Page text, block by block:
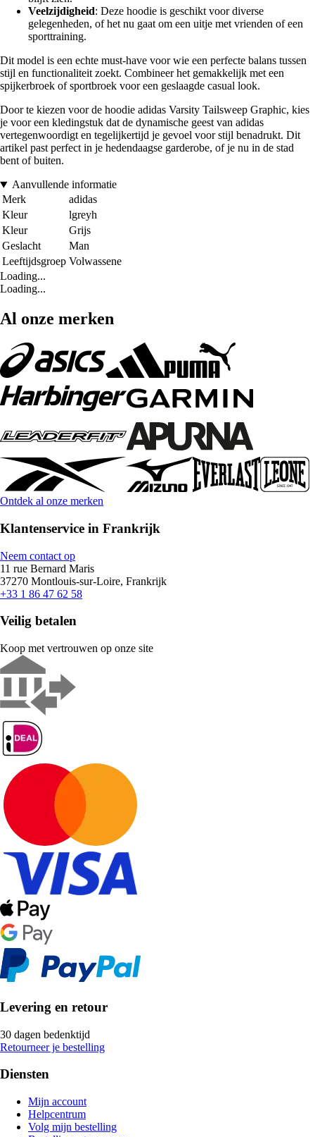
Veelzijdigheid: Deze hoodie is geschikt voor diverse
gelegenheden, of het nu gaat om een uitje met vrienden of een
sporttraining.
Dit model is een echte must-have voor wie een perfecte balans tussen
stijl en functionaliteit zoekt. Combineer het gemakkelijk met een
spijkerbroek of sportbroek voor een geslaagde casual look.
Door te kiezen voor de hoodie adidas Varsity Tailsweep Graphic, kies
je voor een kledingstuk dat de dynamische geest van adidas
vertegenwoordigt en tegelijkertijd je gevoel voor stijl benadrukt. Dit
artikel past perfect in je hedendaagse garderobe, of je nu in de stad
bent of buiten.
Aanvullende informatie
Merk
adidas
Kleur
lgreyh
Kleur
Grijs
Geslacht
Man
Leeftijdsgroep Volwassene
Loading...
Loading...
Al onze merken
Ontdek al onze merken
Klantenservice in Frankrijk
Neem contact op
11 rue Bernard Maris
37270 Montlouis-sur-Loire, Frankrijk
+33 1 86 47 62 58
Veilig betalen
Koop met vertrouwen op onze site
Levering en retour
30 dagen bedenktijd
Retourneer je bestelling
Diensten
Mijn account
Helpcentrum
Volg mijn bestelling